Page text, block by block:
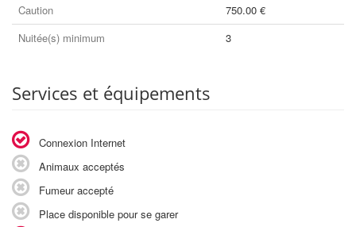
Caution
750.00 €
Nuitée(s) minimum
3
Services et équipements
Connexion Internet
Animaux acceptés
Fumeur accepté
Place disponible pour se garer